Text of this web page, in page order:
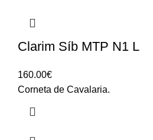
Clarim Síb MTP N1 L
160.00€
Corneta de Cavalaria.